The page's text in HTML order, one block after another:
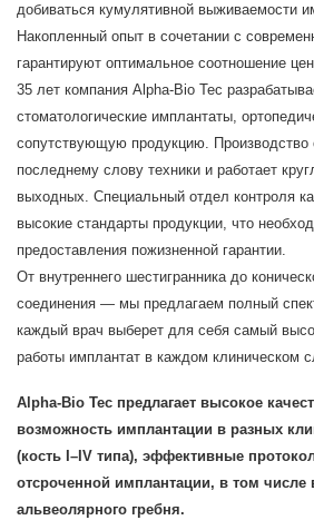
добиваться кумулятивной выживаемости
Накопленный опыт в сочетании с
гарантируют оптимальное соотношение
35 лет компания Alpha-Bio Tec
стоматологические имплантаты,
сопутствующую продукцию. Производство
последнему слову техники и работает
выходных. Специальный отдел контроля
высокие стандарты продукции, что
предоставления пожизненной гарантии.
От внутреннего шестигранника до
соединения — мы предлагаем полный
каждый врач выберет для себя самый
работы имплантат в каждом клиническом
Alpha-Bio Tec предлагает высокое
возможность имплантации в разных
(кость I–IV типа), эффективные
отсроченной имплантации, в том числе
альвеолярного гребня.